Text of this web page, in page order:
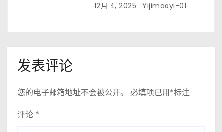
12月 4, 2025 Yijimaoyi-01
发表评论
您的电子邮箱地址不会被公开。 必填项已用*标注
评论 *